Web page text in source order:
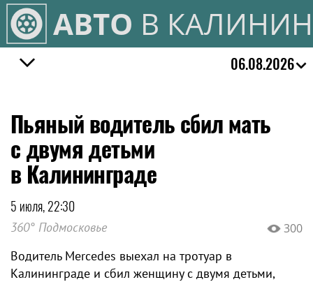
АВТО В
06.08.2026
Пьяный водитель сбил мать
с двумя детьми
в Калининграде
5 июля, 22:30
360° Подмосковье 300
Водитель Mercedes выехал на тротуар в
Калининграде и сбил женщину с двумя детьми,